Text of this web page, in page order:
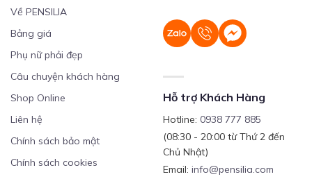
Về PENSILIA
Bảng giá
Phụ nữ phải đẹp
Câu chuyện khách hàng
Shop Online
Liên hệ
Chính sách bảo mật
Chính sách cookies
Hỗ trợ Khách Hàng
Hotline: 0938 777 885
(08:30 - 20:00 từ Thứ 2 đến
Chủ Nhật)
Email: info@pensilia.com